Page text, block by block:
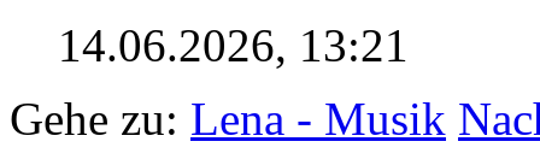
14.06.2026, 13:21
Gehe zu: Lena - Musik